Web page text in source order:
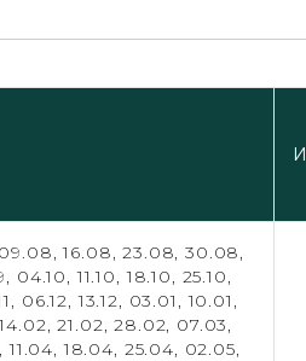
09.08,16.08,23.08,30.08,
04.10,11.10,18.10, 25.10,
06.12,13.12, 03.01,10.01,
14.02,21.02,28.02, 07.03,
11.04,18.04, 25.04, 02.05,